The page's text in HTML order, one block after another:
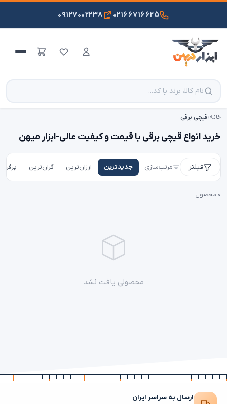
۰۲۱۶۶۷۱۶۶۲۵ ۰۹۱۲۷۰۰۲۲۳۸
خانه›قیچی برقی
خرید انواع قیچی برقی با قیمت و کیفیت عالی-ابزار میهن
فیلتر مرتب‌سازی جدیدترین ارزان‌ترین گران‌ترین
۰ محصول
محصولی یافت نشد
ارسال به سراسر ایران